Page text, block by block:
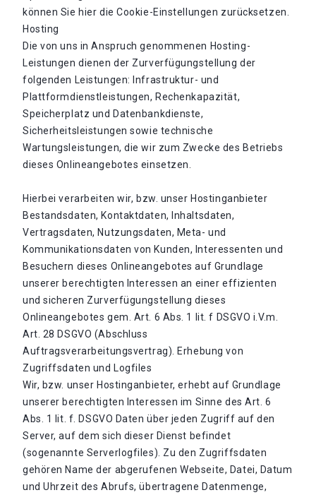
können Sie hier die Cookie-Einstellungen zurücksetzen.
Hosting
Die von uns in Anspruch genommenen Hosting-
Leistungen dienen der Zurverfügungstellung der
folgenden Leistungen: Infrastruktur- und
Plattformdienstleistungen, Rechenkapazität,
Speicherplatz und Datenbankdienste,
Sicherheitsleistungen sowie technische
Wartungsleistungen, die wir zum Zwecke des Betriebs
dieses Onlineangebotes einsetzen.
Hierbei verarbeiten wir, bzw. unser Hostinganbieter
Bestandsdaten, Kontaktdaten, Inhaltsdaten,
Vertragsdaten, Nutzungsdaten, Meta- und
Kommunikationsdaten von Kunden, Interessenten und
Besuchern dieses Onlineangebotes auf Grundlage
unserer berechtigten Interessen an einer effizienten
und sicheren Zurverfügungstellung dieses
Onlineangebotes gem. Art. 6 Abs. 1 lit. f DSGVO i.V.m.
Art. 28 DSGVO (Abschluss
Auftragsverarbeitungsvertrag). Erhebung von
Zugriffsdaten und Logfiles
Wir, bzw. unser Hostinganbieter, erhebt auf Grundlage
unserer berechtigten Interessen im Sinne des Art. 6
Abs. 1 lit. f. DSGVO Daten über jeden Zugriff auf den
Server, auf dem sich dieser Dienst befindet
(sogenannte Serverlogfiles). Zu den Zugriffsdaten
gehören Name der abgerufenen Webseite, Datei, Datum
und Uhrzeit des Abrufs, übertragene Datenmenge,